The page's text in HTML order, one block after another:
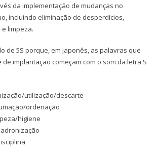
da implementação de mudanças no
incluindo eliminação de desperdícios,
limpeza.
de 5S porque, em japonês, as palavras que
implantação começam com o som da letra S
utilização/descarte
ordenação
higiene